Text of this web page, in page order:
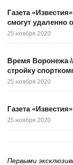
Газета
смогут удаленно
25 ноября 2020
Время Воронежа
стройку
25 ноября 2020
Газета
25 ноября 2020
Первыми